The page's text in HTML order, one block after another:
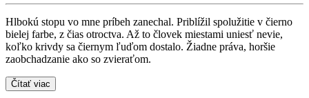
Hlbokú stopu vo mne príbeh zanechal. Priblížil spolužitie v čierno
bielej farbe, z čias otroctva. Až to človek miestami uniesť nevie,
koľko krivdy sa čiernym ľuďom dostalo. Žiadne práva, horšie
zaobchadzanie ako so zvieraťom.
Čítať viac